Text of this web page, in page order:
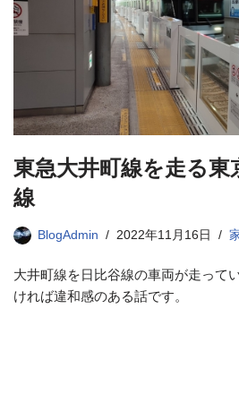
東急大井町線を走る東
線
BlogAdmin 2022年11月16日
大井町線を日比谷線の車両が走って
ければ違和感のある話です。